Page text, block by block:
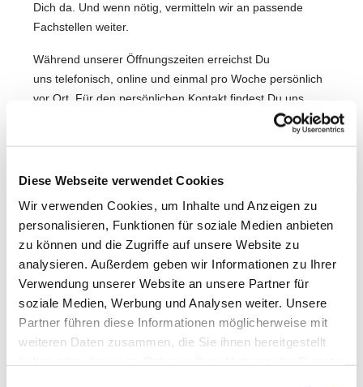
Diese Webseite verwendet Cookies
Wir verwenden Cookies, um Inhalte und Anzeigen zu
personalisieren, Funktionen für soziale Medien anbieten
zu können und die Zugriffe auf unsere Website zu
analysieren. Außerdem geben wir Informationen zu Ihrer
Verwendung unserer Website an unsere Partner für
soziale Medien, Werbung und Analysen weiter. Unsere
Partner führen diese Informationen möglicherweise mit
weiteren Daten zusammen, die Sie ihnen bereitgestellt
Dich da. Und wenn nötig, vermitteln wir an passende
Fachstellen weiter.
Während unserer Öffnungszeiten erreichst Du
uns telefonisch, online und einmal pro Woche persönlich
vor Ort. Für den persönlichen Kontakt findest Du uns
Mo., Di., Do., Fr.: 09 – 12 Uhr
Wir freuen uns auf Dich!